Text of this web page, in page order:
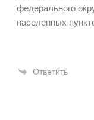
федерального
населенных
Ответить